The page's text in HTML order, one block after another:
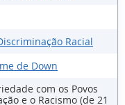
Racial
de Down
com os Povos
e o Racismo (de 21